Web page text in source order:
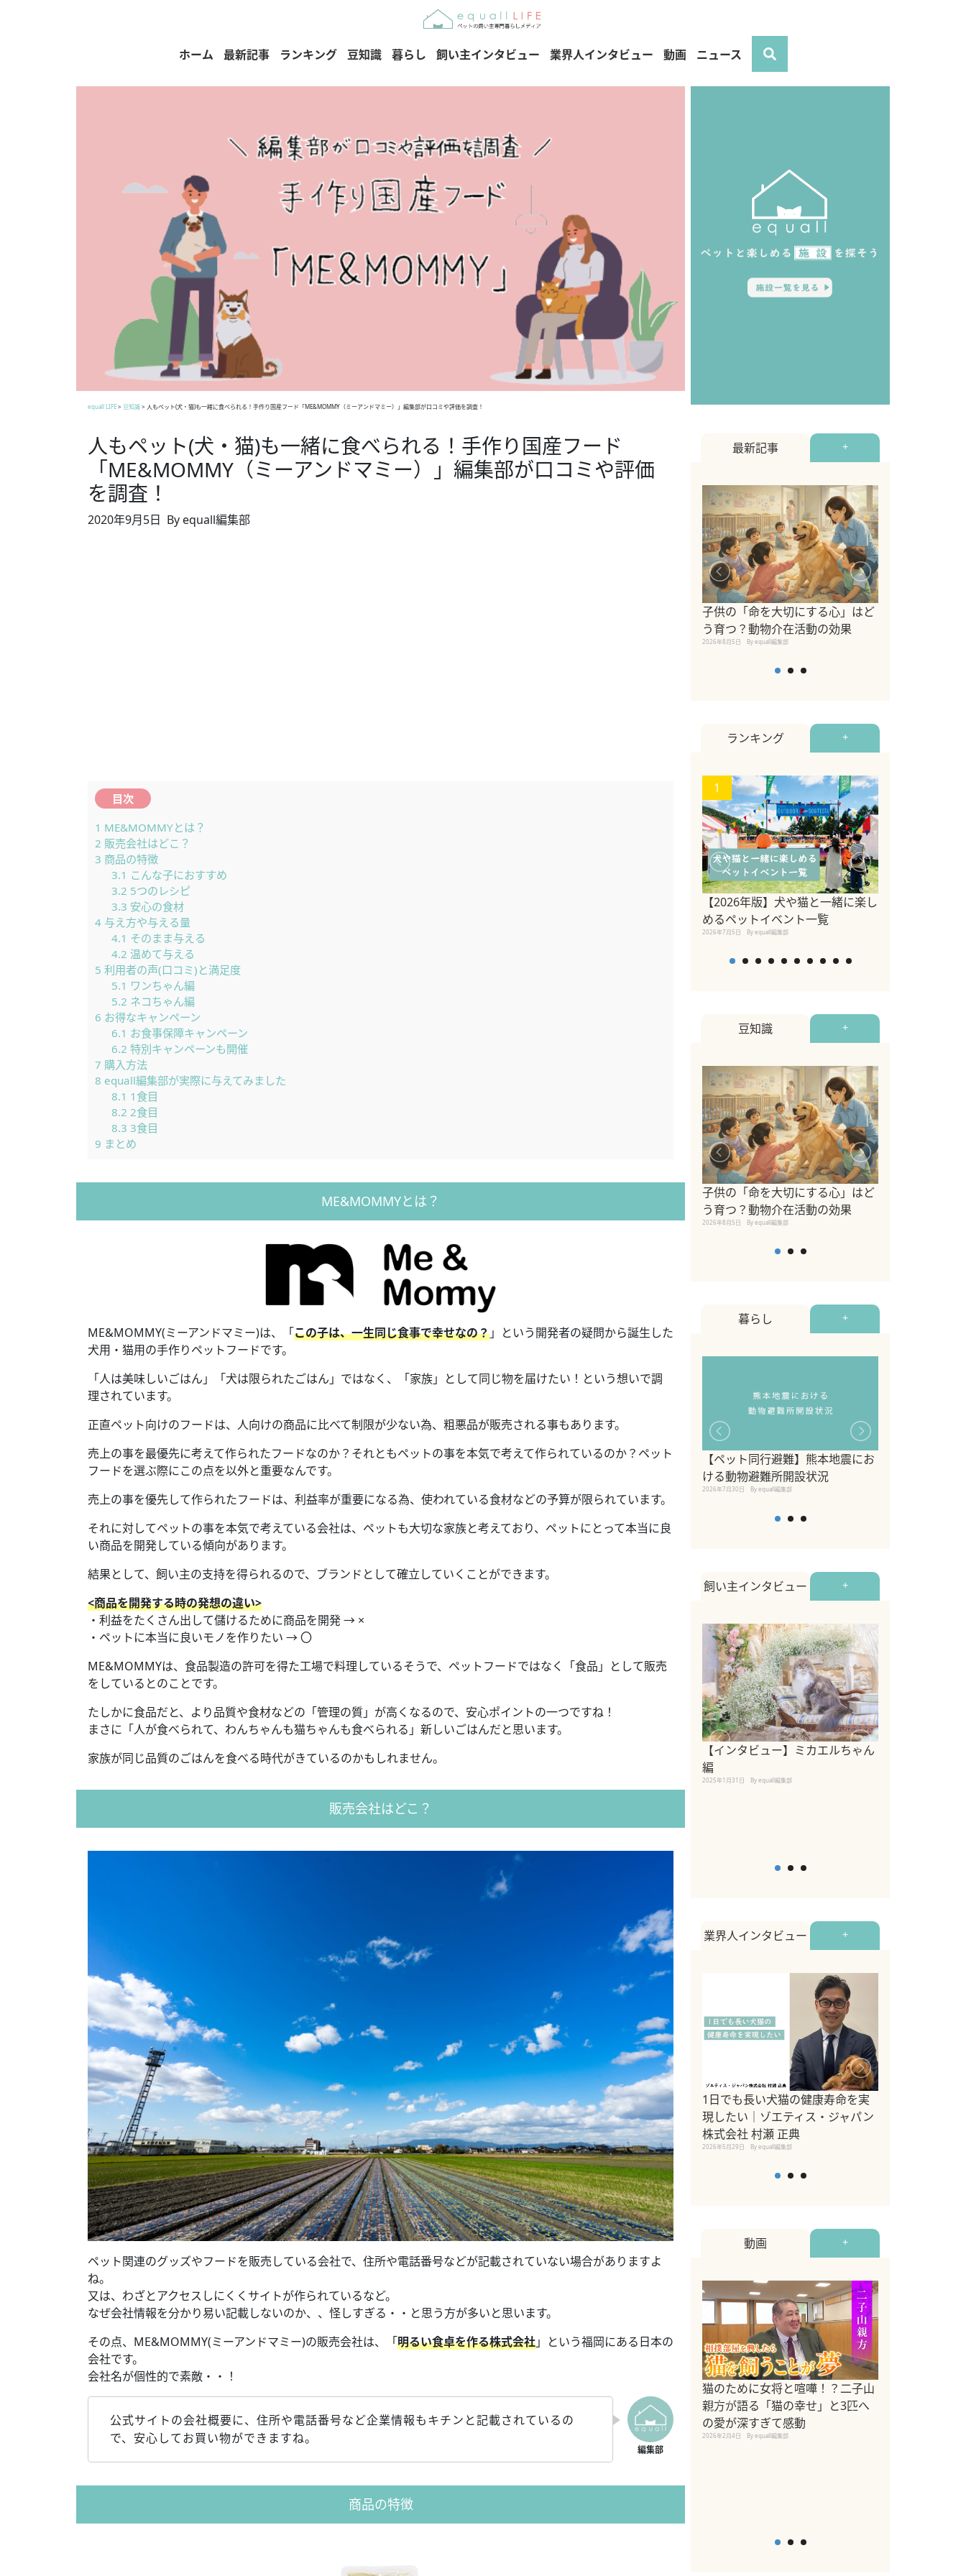
ホーム 最新記事 ランキング 豆知識 暮らし 飼い主インタビュー 業界人インタビュー 動画 ニュース
equall LIFE> 豆知識> 人もペット(犬・猫)も一緒に食べられる！手作り国産フード「ME&MOMMY（ミーアンドマミー）」編集部が口コミや評価を調査！
人もペット(犬・猫)も一緒に食べられる！手作り国産フード
「ME&MOMMY（ミーアンドマミー）」編集部が口コミや評価
を調査！
2020年9月5日 By equall編集部
目次
1 ME&MOMMYとは？
2 販売会社はどこ？
3 商品の特徴
3.1 こんな子におすすめ
3.2 5つのレシピ
3.3 安心の食材
4 与え方や与える量
4.1 そのまま与える
4.2 温めて与える
5 利用者の声(口コミ)と満足度
5.1 ワンちゃん編
5.2 ネコちゃん編
6 お得なキャンペーン
6.1 お食事保障キャンペーン
6.2 特別キャンペーンも開催
7 購入方法
8 equall編集部が実際に与えてみました
8.1 1食目
8.2 2食目
8.3 3食目
9 まとめ
ME&MOMMYとは？
ME&MOMMY(ミーアンドマミー)は、「この子は、一生同じ食事で幸せなの？」という開発者の疑問から誕生した
犬用・猫用の手作りペットフードです。
「人は美味しいごはん」「犬は限られたごはん」ではなく、「家族」として同じ物を届けたい！という想いで調
理されています。
正直ペット向けのフードは、人向けの商品に比べて制限が少ない為、粗悪品が販売される事もあります。
売上の事を最優先に考えて作られたフードなのか？それともペットの事を本気で考えて作られているのか？ペット
フードを選ぶ際にこの点を以外と重要なんです。
売上の事を優先して作られたフードは、利益率が重要になる為、使われている食材などの予算が限られています。
それに対してペットの事を本気で考えている会社は、ペットも大切な家族と考えており、ペットにとって本当に良
い商品を開発している傾向があります。
結果として、飼い主の支持を得られるので、ブランドとして確立していくことができます。
<商品を開発する時の発想の違い>
・利益をたくさん出して儲けるために商品を開発 → ×
・ペットに本当に良いモノを作りたい → 〇
ME&MOMMYは、食品製造の許可を得た工場で料理しているそうで、ペットフードではなく「食品」として販売
をしているとのことです。
たしかに食品だと、より品質や食材などの「管理の質」が高くなるので、安心ポイントの一つですね！
まさに「人が食べられて、わんちゃんも猫ちゃんも食べられる」新しいごはんだと思います。
家族が同じ品質のごはんを食べる時代がきているのかもしれません。
販売会社はどこ？
ペット関連のグッズやフードを販売している会社で、住所や電話番号などが記載されていない場合がありますよ
ね。
又は、わざとアクセスしにくくサイトが作られているなど。
なぜ会社情報を分かり易い記載しないのか、、怪しすぎる・・と思う方が多いと思います。
その点、ME&MOMMY(ミーアンドマミー)の販売会社は、「明るい食卓を作る株式会社」という福岡にある日本の
会社です。
会社名が個性的で素敵・・！
公式サイトの会社概要に、住所や電話番号など企業情報もキチンと記載されているの
で、安心してお買い物ができますね。
商品の特徴
最新記事 +
子供の「命を大切にする心」はど
う育つ？動物介在活動の効果
2026年8月5日 By equall編集部
ランキング +
1
【2026年版】犬や猫と一緒に楽し
めるペットイベント一覧
2026年7月5日 By equall編集部
豆知識 +
子供の「命を大切にする心」はど
う育つ？動物介在活動の効果
2026年8月5日 By equall編集部
暮らし +
【ペット同行避難】熊本地震にお
ける動物避難所開設状況
2026年7月30日 By equall編集部
飼い主インタビュー +
【インタビュー】ミカエルちゃん
編
2025年1月31日 By equall編集部
業界人インタビュー +
1日でも長い犬猫の健康寿命を実
現したい｜ゾエティス・ジャパン
株式会社 村瀬 正典
2026年5月29日 By equall編集部
動画 +
猫のために女将と喧嘩！？二子山
親方が語る「猫の幸せ」と3匹へ
の愛が深すぎて感動
2026年2月4日 By equall編集部